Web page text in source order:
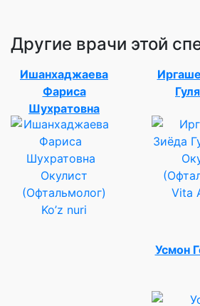
Другие врачи этой
Ишанхаджаева
Фариса
Шухратовна
Окулист
(Офтальмолог)
Ko’z nuri
Vita
Усмон